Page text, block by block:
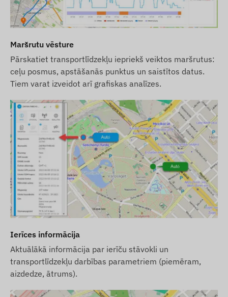
Maršrutu vēsture
Pārskatiet transportlīdzekļu iepriekš veiktos maršrutus:
ceļu posmus, apstāšanās punktus un saistītos datus.
Tiem varat izveidot arī grafiskas analīzes.
Ierīces informācija
Aktuālākā informācija par ierīču stāvokli un
transportlīdzekļu darbības parametriem (piemēram,
aizdedze, ātrums).